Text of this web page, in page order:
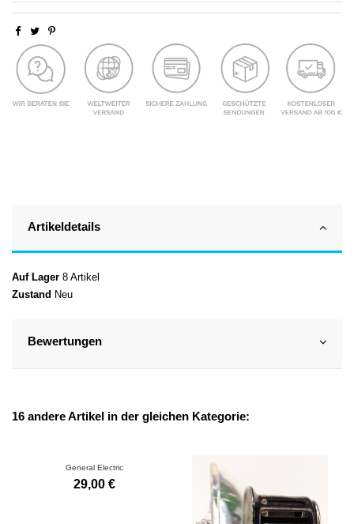
Artikeldetails
Auf Lager 8 Artikel
Zustand Neu
Bewertungen
16 andere Artikel in der gleichen Kategorie:
General Electric
29,00 €